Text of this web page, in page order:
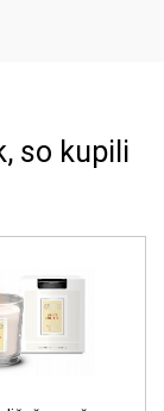
so kupili